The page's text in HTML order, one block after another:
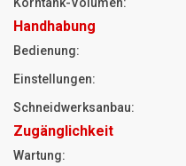
Handhabung
Bedienung:
Einstellungen:
Schneidwerksanbau:
Zugänglichkeit
Wartung: